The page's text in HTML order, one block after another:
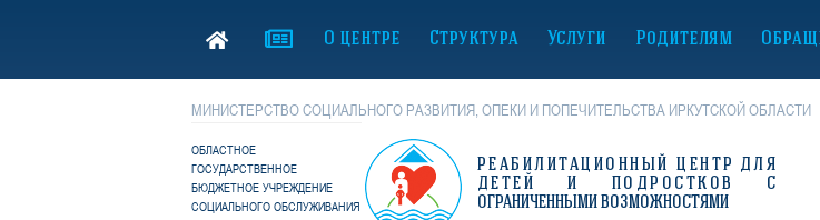
О центре Структура Услуги Родителям
МИНИСТЕРСТВО СОЦИАЛЬНОГО РАЗВИТИЯ, ОПЕКИ И ПОПЕЧИТЕЛЬСТВА ИРКУТСКОЙ ОБЛАСТИ
ОБЛАСТНОЕ
ГОСУДАРСТВЕННОЕ
БЮДЖЕТНОЕ УЧРЕЖДЕНИЕ
СОЦИАЛЬНОГО ОБСЛУЖИВАНИЯ
РЕАБИЛИТАЦИОННЫЙ ЦЕНТР ДЛЯ
ДЕТЕЙ И ПОДРОСТКОВ С
ОГРАНИЧЕННЫМИ ВОЗМОЖНОСТЯМИ